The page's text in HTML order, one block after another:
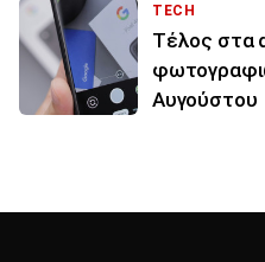
TECH
Τέλος στα
Αυγούστου